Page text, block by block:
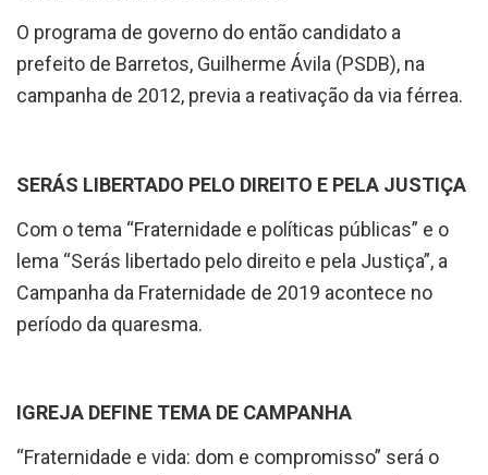
O programa de governo do então candidato a
prefeito de Barretos, Guilherme Ávila (PSDB), na
campanha de 2012, previa a reativação da via férrea.
SERÁS LIBERTADO PELO DIREITO E PELA JUSTIÇA
Com o tema “Fraternidade e políticas públicas” e o
lema “Serás libertado pelo direito e pela Justiça”, a
Campanha da Fraternidade de 2019 acontece no
período da quaresma.
IGREJA DEFINE TEMA DE CAMPANHA
“Fraternidade e vida: dom e compromisso” será o